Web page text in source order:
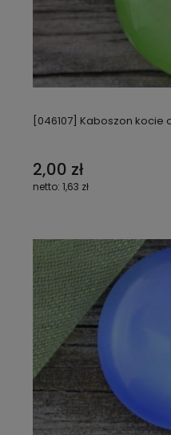
[046107] Kaboszon
2,00 zł
1,63 zł